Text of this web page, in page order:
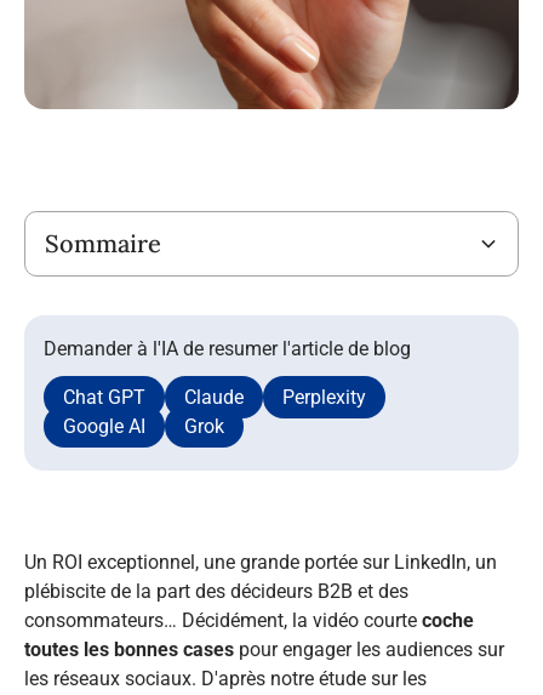
Demander à l'IA de resumer l'article de blog
Chat GPT Claude
Perplexity
Google AI
Grok
Sommaire
Un ROI exceptionnel, une grande portée sur LinkedIn, un
plébiscite de la part des décideurs B2B et des
consommateurs… Décidément, la vidéo courte coche
toutes les bonnes cases pour engager les audiences sur
les réseaux sociaux. D'après notre étude sur les